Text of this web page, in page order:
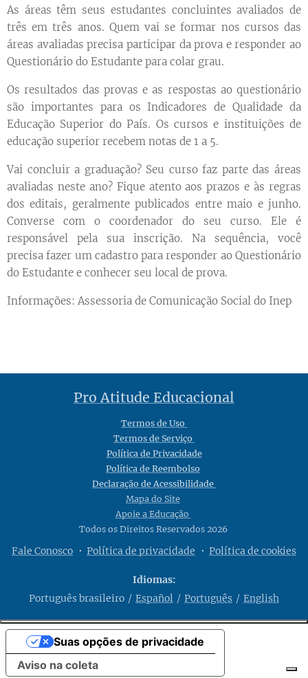
As áreas têm seus estudantes concluintes avaliados de
três em três anos. Quem vai se formar nos cursos das
áreas avaliadas precisa participar da prova e responder ao
Questionário do Estudante para colar grau.
Os resultados das provas e as respostas ao questionário
são importantes para os Indicadores de Qualidade da
Educação Superior do País. Os cursos e instituições de
educação superior recebem notas de 1 a 5.
Vai concluir a graduação? Seu curso faz parte das áreas
avaliadas neste ano? Fique atento aos prazos e às regras
dos editais, geralmente publicados entre maio e junho.
Converse com o coordenador do seu curso. Ele é
responsável pela sua inscrição. Na sequência, você
precisa fazer um cadastro para responder ao Questionário
do Estudante e conhecer seu local de prova.
Informações: Assessoria de Comunicação Social do Inep
Pro Atitude Educacional
Termos de Uso
Termos de Serviço
Política de Privacidade
Política de Reembolso
Declaração de Acessibilidade
Mapa do Site
Apoie a Educação
Todos os Direitos Reservados 2026
Fale Conosco Política de privacidade Política de cookies
Idiomas
Português brasileiro
Español Português English
Aviso na coleta
Suas opções de privacidade